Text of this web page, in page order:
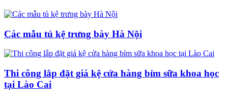
Các mẫu tủ kệ trưng bày Hà Nội
Thi công lắp đặt giá kệ cửa hàng bỉm sữa khoa học
tại Lào Cai